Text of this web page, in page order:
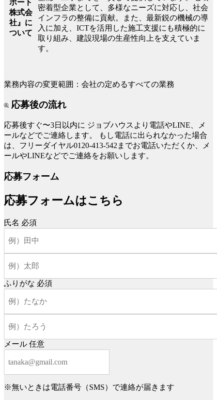
ポート
株式会
社』に
ついて
密着型企業として、多様なニーズに対応し、社会
インフラの整備に貢献。また、最新鋭の機械の導
入に加え、ICTを活用した施工支援にも積極的に
取り組み、建設現場の生産性向上を支えていま
す。
業務内容の変更範囲：会社の定めるすべての業務
応募後の流れ
応募後すぐ〜3日以内に ジョブハウスより電話やLINE、メ
ールなどでご連絡します。
もし電話に出られなかった場合
は、フリーダイヤル0120-413-542までお電話いただくか、メ
ールやLINEなどでご連絡をお願いします。
応募フォーム
応募フォームはこちら
氏名 必須
ふりがな 必須
メール 任意
※無いときは電話番号（SMS）で連絡が届きます